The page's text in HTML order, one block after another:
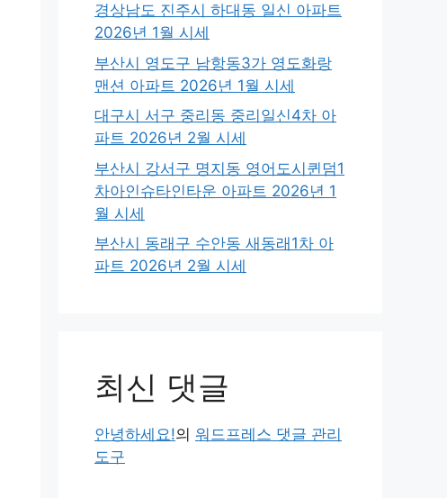
경상남도 진주시 하대동 일신 아파트
2026년 1월 시세
부산시 영도구 남항동3가 영도화랑
맨션 아파트 2026년 1월 시세
대구시 서구 중리동 중리일신4차 아
파트 2026년 2월 시세
부산시 강서구 명지동 영어도시퀸덤1
차아인슈타인타운 아파트 2026년 1
월 시세
부산시 동래구 수안동 새동래1차 아
파트 2026년 2월 시세
최신 댓글
안녕하세요!의 워드프레스 댓글 관리
도구